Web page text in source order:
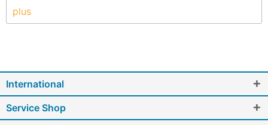
plus
International
Service Shop